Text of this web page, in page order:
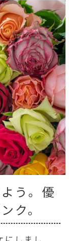
う。優
ク。